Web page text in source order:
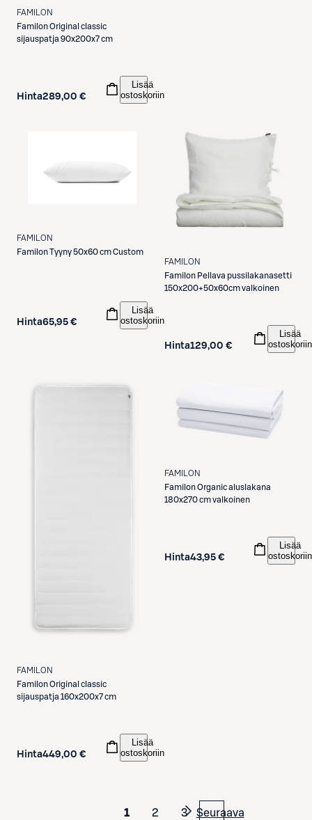
FAMILON
FamilonOriginal classic
sijauspatja 90x200x7 cm
Hinta289,00 €
Lisää
ostoskoriin
FAMILON
FamilonTyyny 50x60 cm Custom
Hinta65,95 €
Lisää
ostoskoriin
FAMILON
Familon Pellava pussilakanasetti
150x200+50x60cm valkoinen
Hinta129,00 €
Lisää
ostoskoriin
FAMILON
FamilonOriginal classic
sijauspatja 160x200x7 cm
Hinta449,00 €
Lisää
ostoskoriin
FAMILON
FamilonOrganic aluslakana
180x270 cm valkoinen
Hinta43,95 €
Lisää
ostoskoriin
1 2 3 Seuraava